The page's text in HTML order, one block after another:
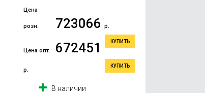
Цена
розн. 723066 р.
КУПИТЬ
Цена опт. 672451
р.
КУПИТЬ
В наличии